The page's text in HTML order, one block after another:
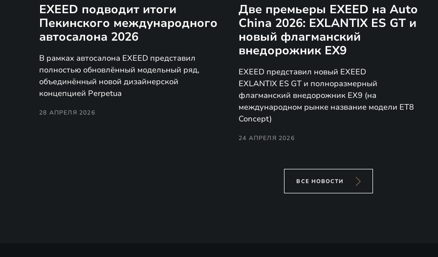
EXEED подводит итоги
Пекинского международного
автосалона 2026
В рамках автосалона EXEED представил
полностью обновлённый модельный ряд,
объединённый новой дизайнерской
концепцией Perpetua
28 АПРЕЛЯ 2026
Две премьеры EXEED на Auto
China 2026: EXLANTIX ES GT и
новый флагманский
внедорожник EX9
EXEED представил новый EXEED
EXLANTIX ES GT и полноразмерный
флагманский внедорожник EX9 (на
международном рынке название модели ET8
Concept)
24 АПРЕЛЯ 2026
ВСЕ НОВОСТИ